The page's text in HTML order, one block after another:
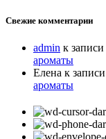
Свежие комментарии
admin к записи
ароматы
Елена к записи
ароматы